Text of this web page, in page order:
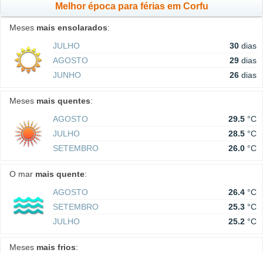
Melhor época para férias em Corfu
Meses mais ensolarados:
JULHO
30 dias
AGOSTO
29 dias
JUNHO
26 dias
Meses mais quentes:
AGOSTO
29.5 °C
JULHO
28.5 °C
SETEMBRO
26.0 °C
O mar mais quente:
AGOSTO
26.4 °C
SETEMBRO
25.3 °C
JULHO
25.2 °C
Meses mais frios: